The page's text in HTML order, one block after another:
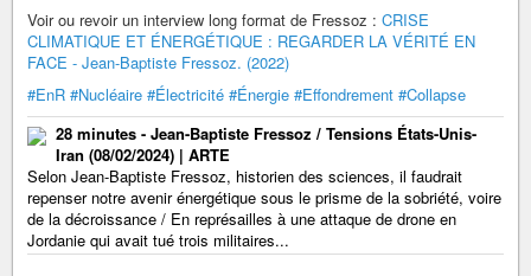
Voir ou revoir un interview long format de Fressoz : CRISE
CLIMATIQUE ET ÉNERGÉTIQUE : REGARDER LA VÉRITÉ EN
FACE - Jean-Baptiste Fressoz. (2022)
#EnR #Nucléaire #Électricité #Énergie #Effondrement #Collapse
28 minutes - Jean-Baptiste Fressoz / Tensions États-Unis-
Iran (08/02/2024) | ARTE
Selon Jean-Baptiste Fressoz, historien des sciences, il faudrait
repenser notre avenir énergétique sous le prisme de la sobriété, voire
de la décroissance / En représailles à une attaque de drone en
Jordanie qui avait tué trois militaires...